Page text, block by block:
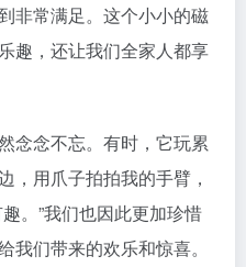
非常满足。这个小小的磁
趣，还让我们全家人都享
念念不忘。有时，它玩累
，用爪子拍拍我的手臂，
。”我们也因此更加珍惜
我们带来的欢乐和惊喜。